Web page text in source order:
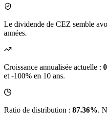
Le dividende de CEZ semble
années.
Croissance annualisée actuelle :
et -100% en 10 ans.
Ratio de distribution : 87.36%.